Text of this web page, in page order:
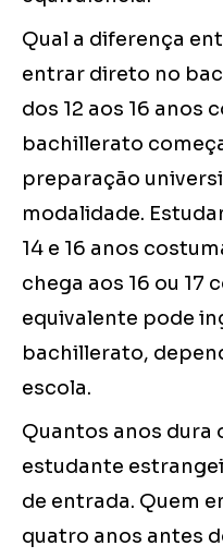
Qual a diferença
entrar direto no
dos 12 aos 16 anos
bachillerato
preparação
modalidade.
14 e 16 anos
chega aos 16 ou
equivalente pode
bachillerato,
escola.
Quantos anos dura
estudante
de entrada. Quem
quatro anos antes